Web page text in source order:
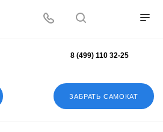
ЗАБРАТЬ САМОКАТ
8 (499) 110 32-25